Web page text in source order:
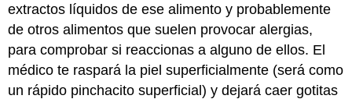
extractos líquidos de ese alimento y probablemente
de otros alimentos que suelen provocar alergias,
para comprobar si reaccionas a alguno de ellos. El
médico te raspará la piel superficialmente (será como
un rápido pinchacito superficial) y dejará caer gotitas